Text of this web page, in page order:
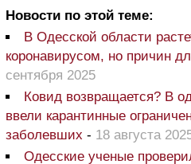
Новости по этой теме:
В Одесской области
коронавирусом, но причин
сентября 2025
Ковид возвращается? В
ввели карантинные
заболевших - 18 августа
Одесские ученые